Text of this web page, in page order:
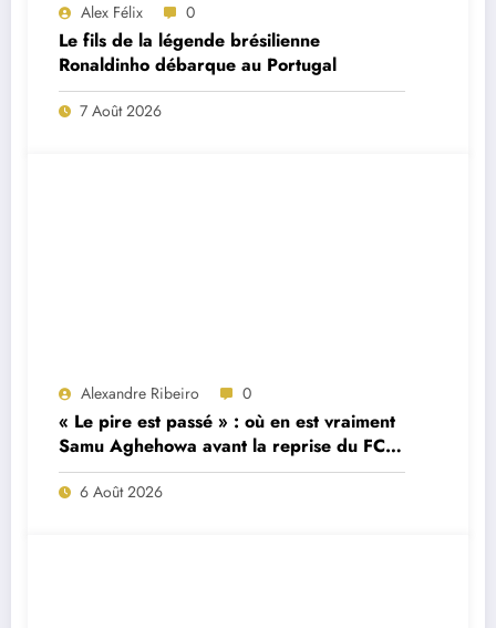
Alex Félix 0
Le fils de la légende brésilienne
Ronaldinho débarque au Portugal
7 Août 2026
Alexandre Ribeiro 0
« Le pire est passé » : où en est vraiment
Samu Aghehowa avant la reprise du FC
Porto ?
6 Août 2026